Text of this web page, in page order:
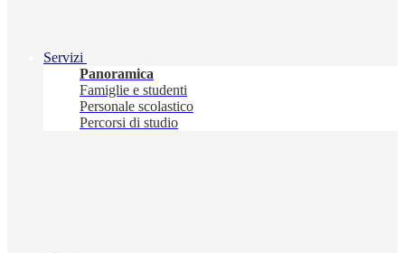
Servizi
Panoramica
Famiglie e studenti
Personale scolastico
Percorsi di studio